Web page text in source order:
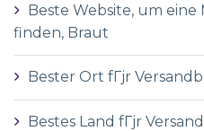
Beste Website, um
finden, Braut
Bester Ort fГјr
Bestes Land fГјr